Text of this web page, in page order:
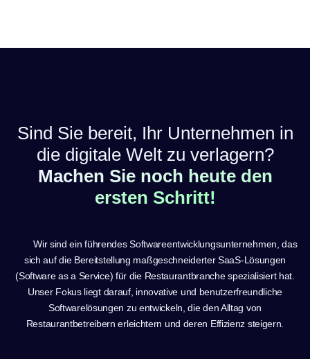
Sind Sie bereit, Ihr Unternehmen in
die digitale Welt zu verlagern?
Machen Sie noch heute den
ersten Schritt!
Wir sind ein führendes Softwareentwicklungsunternehmen, das
sich auf die Bereitstellung maßgeschneiderter SaaS-Lösungen
(Software as a Service) für die Restaurantbranche spezialisiert hat.
Unser Fokus liegt darauf, innovative und benutzerfreundliche
Softwarelösungen zu entwickeln, die den Alltag von
Restaurantbetreibern erleichtern und deren Effizienz steigern.